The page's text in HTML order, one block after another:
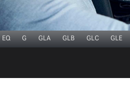
EQ G GLA GLB GLC GLE